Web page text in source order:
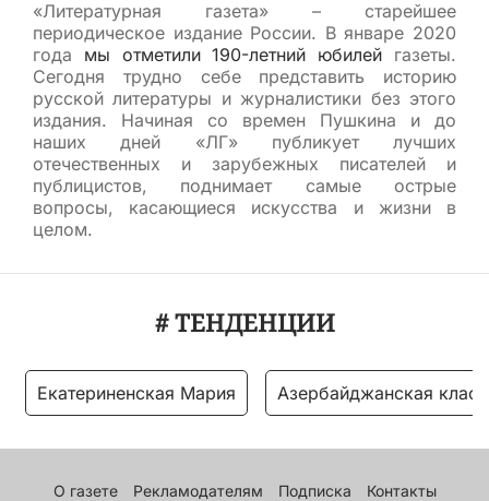
«Литературная газета» – старейшее
периодическое издание России. В январе 2020
года мы отметили 190-летний юбилей газеты.
Сегодня трудно себе представить историю
русской литературы и журналистики без этого
издания. Начиная со времен Пушкина и до
наших дней «ЛГ» публикует лучших
отечественных и зарубежных писателей и
публицистов, поднимает самые острые
вопросы, касающиеся искусства и жизни в
целом.
# ТЕНДЕНЦИИ
Екатериненская Мария Азербайджанская
О газете Рекламодателям Подписка Контакты